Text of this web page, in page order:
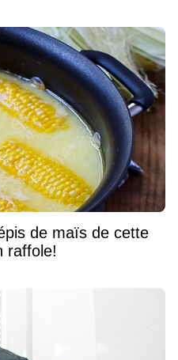
de maïs de cette
raffole!